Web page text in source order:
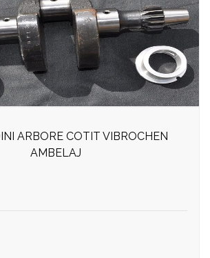
ARBORE COTIT VIBROCHEN
AMBELAJ